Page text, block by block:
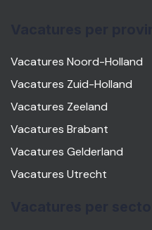
Vacatures Noord-Holland
Vacatures Zuid-Holland
Vacatures Zeeland
Vacatures Brabant
Vacatures Gelderland
Vacatures Utrecht